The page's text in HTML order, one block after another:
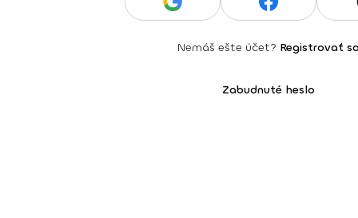
Nemáš ešte účet? Registrovať
Zabudnuté heslo